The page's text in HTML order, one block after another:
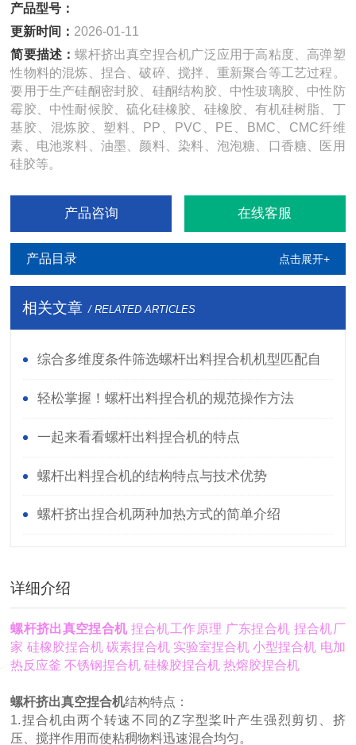
产品型号：
更新时间： 2026-01-11
简要描述：螺杆挤出真空捏合机广泛应用于高粘度、高弹塑
性物料的混炼、捏合、破碎、搅拌、重新聚合等工艺过程。
要用于生产硅酮密封胶、硅酮结构胶、中性玻璃胶、中性防
霉胶、中性耐候胶、硫化硅橡胶、硅橡胶、有机硅树脂、丁
基胶、混炼胶、塑料、PP、PVC、PE、BMC、CMC纤维
素、电池浆料、油墨、颜料、染料、泡泡糖、口香糖、医用
硅胶等。
产品咨询 在线客服
产品目录 点击展开+
相关文章 / RELATED ARTICLES
综合多维度条件筛选螺杆出料捏合机机型匹配自
身生产线加工需求
轻松掌握！螺杆出料捏合机的规范操作方法
一起来看看螺杆出料捏合机的特点
螺杆出料捏合机的结构特点与技术优势
螺杆挤出捏合机两种加热方式的简单介绍
详细介绍
螺杆挤出真空捏合机 捏合机工作原理 广东捏合机 捏合机厂
家 硅橡胶捏合机 碳素捏合机 实验室捏合机 小型捏合机 电加
热反应釜 不锈钢捏合机 硅橡胶捏合机 热熔胶捏合机
螺杆挤出真空捏合机结构特点：
1.捏合机由两个转速不同的Z字型桨叶产生强烈剪切、挤
压、搅拌作用而使粘稠物料迅速混合均匀。